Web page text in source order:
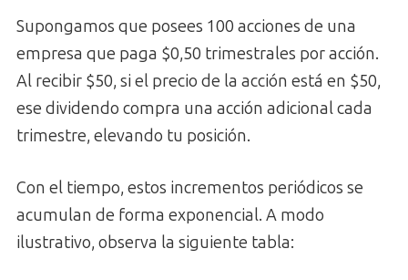
Supongamos que posees 100 acciones de una
empresa que paga $0,50 trimestrales por acción.
Al recibir $50, si el precio de la acción está en $50,
ese dividendo compra una acción adicional cada
trimestre, elevando tu posición.
Con el tiempo, estos incrementos periódicos se
acumulan de forma exponencial. A modo
ilustrativo, observa la siguiente tabla: